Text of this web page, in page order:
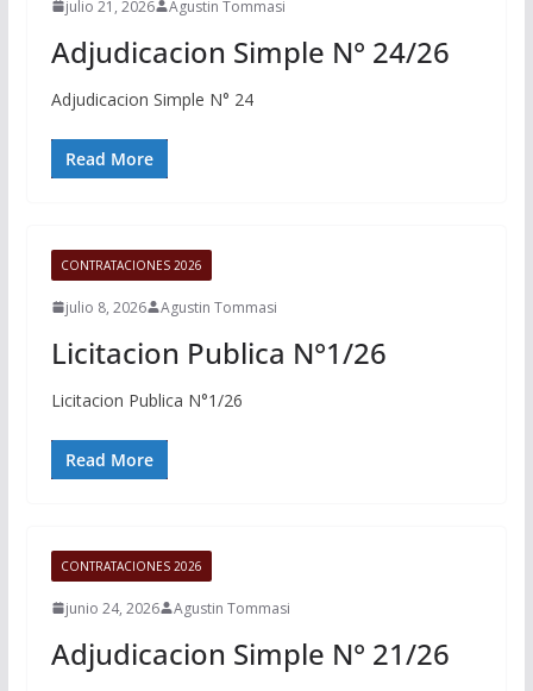
julio 21, 2026 Agustin Tommasi
Adjudicacion Simple N° 24/26
Adjudicacion Simple N° 24
Read More
CONTRATACIONES 2026
julio 8, 2026 Agustin Tommasi
Licitacion Publica N°1/26
Licitacion Publica N°1/26
Read More
CONTRATACIONES 2026
junio 24, 2026 Agustin Tommasi
Adjudicacion Simple N° 21/26